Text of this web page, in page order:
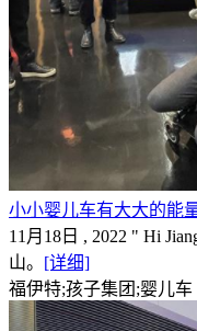
小小婴儿车有大大的能
11月18日 , 2022 " Hi
山。 [详细]
福伊特;孩子集团;婴儿车